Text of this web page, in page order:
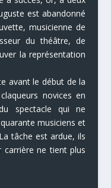
est abandonné
musicienne de
du théâtre, de
la représentation
avant le début de la
novices en
spectacle qui ne
musiciens et
tâche est ardue, ils
ne tient plus